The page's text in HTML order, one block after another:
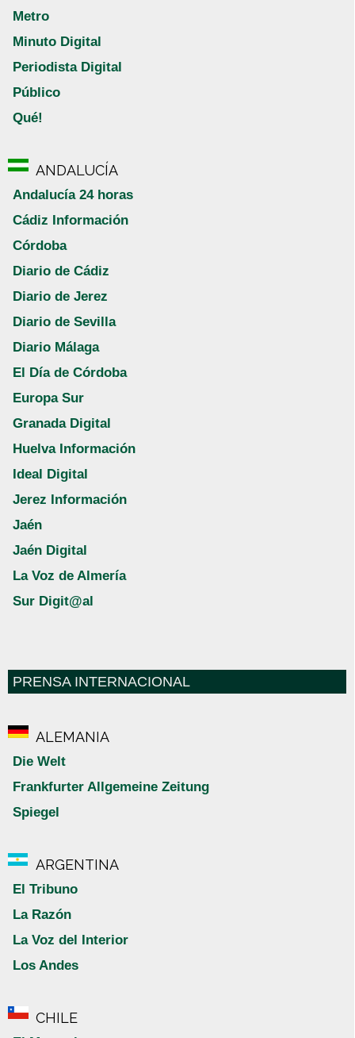
Metro
Minuto Digital
Periodista Digital
Público
Qué!
ANDALUCÍA
Andalucía 24 horas
Cádiz Información
Córdoba
Diario de Cádiz
Diario de Jerez
Diario de Sevilla
Diario Málaga
El Día de Córdoba
Europa Sur
Granada Digital
Huelva Información
Ideal Digital
Jerez Información
Jaén
Jaén Digital
La Voz de Almería
Sur Digit@al
PRENSA INTERNACIONAL
ALEMANIA
Die Welt
Frankfurter Allgemeine Zeitung
Spiegel
ARGENTINA
El Tribuno
La Razón
La Voz del Interior
Los Andes
CHILE